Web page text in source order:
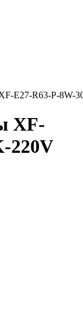
E27-R63-P-8W-
XF-
220V